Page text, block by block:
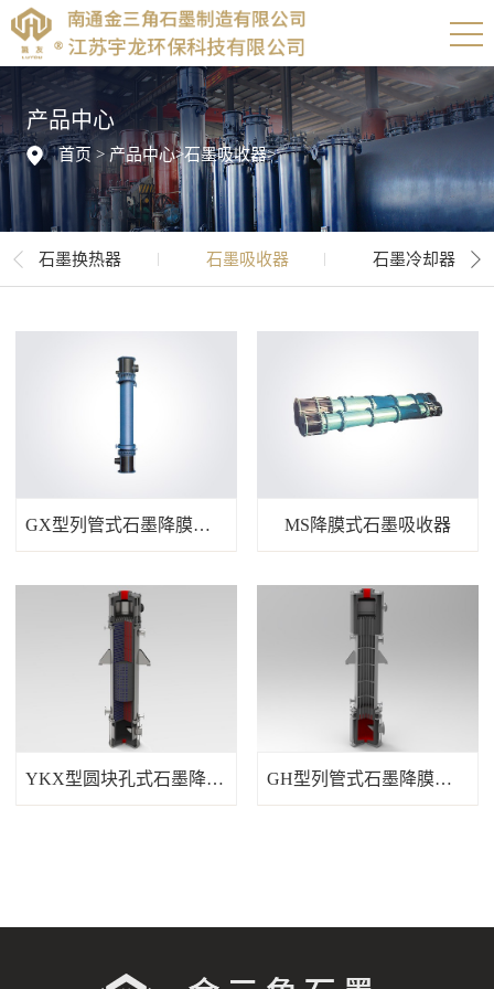
产品中心
首页 > 产品中心>石墨吸收器>
石墨换热器 石墨吸收器 石墨冷却器
GX型列管式石墨降膜吸收器 MS降膜式石墨吸收器
YKX型圆块孔式石墨降膜吸收器 GH型列管式石墨降膜吸收器